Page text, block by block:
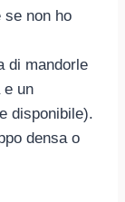
se non ho
di mandorle
e un
disponibile).
densa o